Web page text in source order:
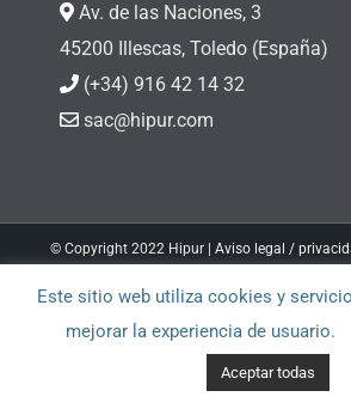
Av. de las Naciones, 3
45200 Illescas, Toledo (España)
(+34) 916 42 14 32
sac@hipur.com
© Copyright 2022 Hipur | Aviso legal /
Facebook
Este sitio web utiliza cookies y
mejorar la experiencia de usuario.
Aceptar todas